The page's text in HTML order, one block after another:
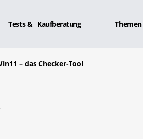
Tests & Kaufberatung Themen
– das Checker-Tool